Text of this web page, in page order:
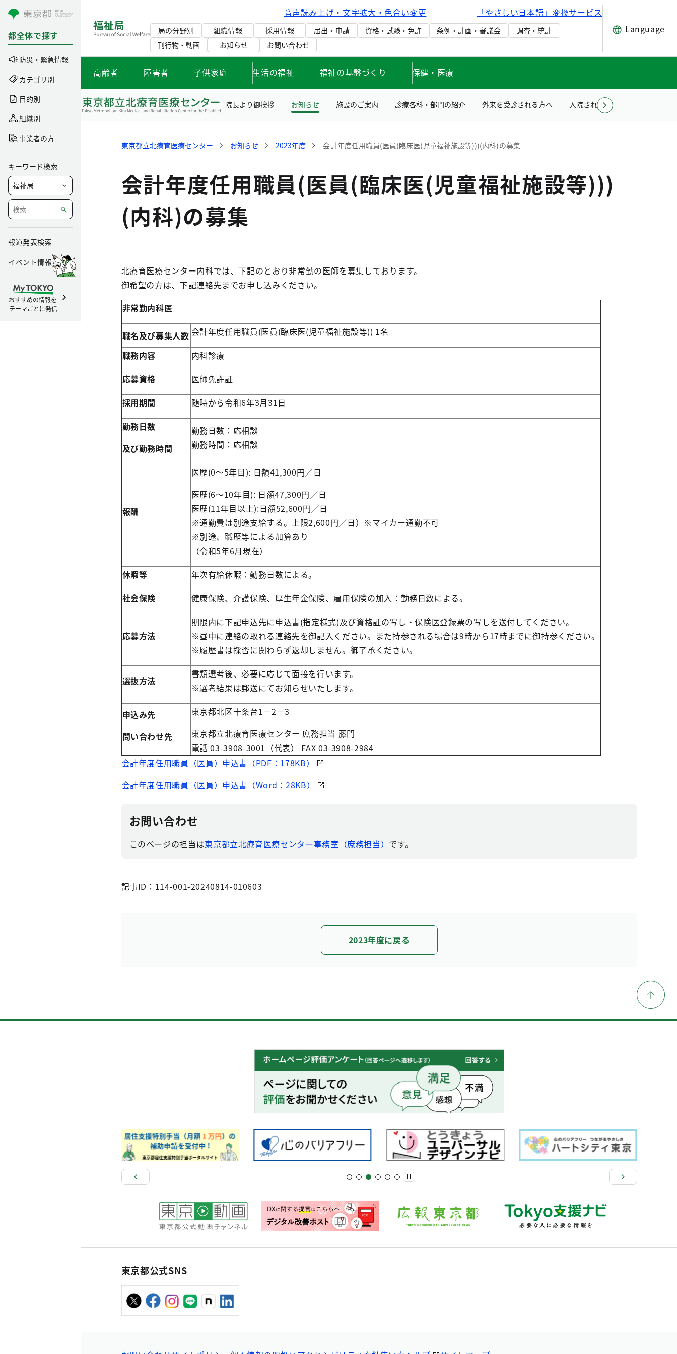
コンテンツにスキップ
都全体で探す
防災・緊急情報
カテゴリ別
目的別
組織別
事業者の方
キーワード検索
報道発表検索
イベント情報
おすすめの情報を
テーマごとに発信
音声読み上げ・文字拡大・色合い変更 「やさしい日本語」変換サービス
局の分野別 組織情報 採用情報 届出・申請 資格・試験・免許 条例・計画・審議会
調査・統計
刊行物・動画
お知らせ お問い合わせ
Language
高齢者 障害者 子供家庭 生活の福祉 福祉の基盤づくり 保健・医療
院長より御挨拶 お知らせ 施設のご案内 診療各科・部門の紹介 外来を受診される方へ 入院される方へ
東京都立北療育医療センター お知らせ 2023年度 会計年度任用職員(医員(臨床医(児童福祉施設等)))(内科)の募集
会計年度任用職員(医員(臨床医(児童福祉施設等)))
(内科)の募集
北療育医療センター内科では、下記のとおり非常勤の医師を募集しております。
御希望の方は、下記連絡先までお申し込みください。
非常勤内科医
職名及び募集人数 会計年度任用職員(医員(臨床医(児童福祉施設等)) 1名
職務内容
内科診療
応募資格
医師免許証
採用期間
随時から令和6年3月31日
勤務日数
及び勤務時間
勤務日数：応相談
勤務時間：応相談
報酬
医歴(0～5年目): 日額41,300円／日
医歴(6～10年目): 日額47,300円／日
医歴(11年目以上):日額52,600円／日
※通勤費は別途支給する。上限2,600円／日）※マイカー通勤不可
※別途、職歴等による加算あり
（令和5年6月現在）
休暇等
年次有給休暇：勤務日数による。
社会保険
健康保険、介護保険、厚生年金保険、雇用保険の加入：勤務日数による。
応募方法
期限内に下記申込先に申込書(指定様式)及び資格証の写し・保険医登録票の写しを送付してください。
※昼中に連絡の取れる連絡先を御記入ください。また持参される場合は9時から17時までに御持参ください。
※履歴書は採否に関わらず返却しません。御了承ください。
選抜方法
書類選考後、必要に応じて面接を行います。
※選考結果は郵送にてお知らせいたします。
申込み先
問い合わせ先
東京都北区十条台1－2－3
東京都立北療育医療センター 庶務担当 藤門
電話 03-3908-3001（代表） FAX 03-3908-2984
会計年度任用職員（医員）申込書（PDF：178KB）
会計年度任用職員（医員）申込書（Word：28KB）
お問い合わせ
このページの担当は東京都立北療育医療センター事務室（庶務担当） です。
記事ID：114-001-20240814-010603
2023年度に戻る
東京都公式SNS